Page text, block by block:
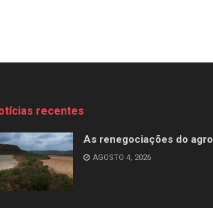
recentes
As renegociações do agro
AGOSTO 4, 2026